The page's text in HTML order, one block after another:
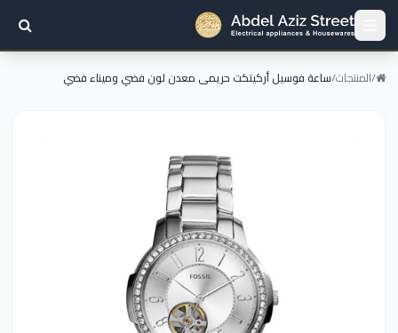
/المنتجات/ساعة فوسيل أركيتكت حريمى معدن لون فضي وميناء فضي